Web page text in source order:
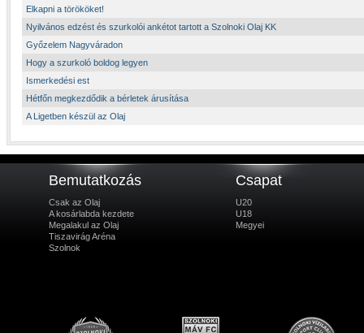
Elkapni a törököket!
Nyilvános edzést és szurkolói ankétot tartott a Szolnoki Olaj KK
Győzelem Nagyváradon
Hogy a szurkoló boldog legyen
Ismerkedési est
Hétfőn megkezdődik a bérletek árusítása
A Ligetben készül az Olaj
Bemutatkozás
Csak az Olaj
A kosárlabda kezdete
Megalakul az Olaj
Tiszavirág Aréna
Szolnok
Csapat
U20
U18
Megyei